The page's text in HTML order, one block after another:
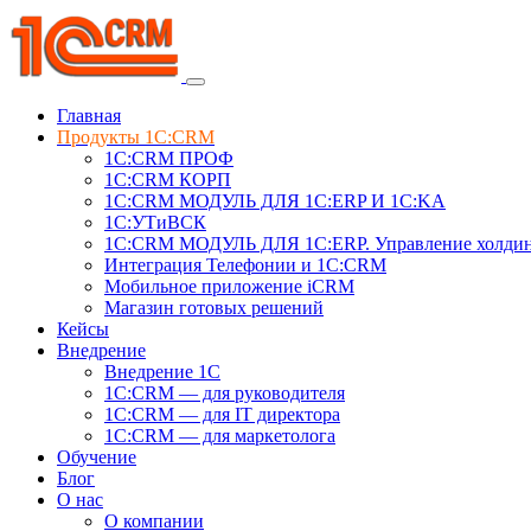
Главная
Продукты 1C:CRM
1С:CRM ПРОФ
1С:CRM КОРП
1С:CRM МОДУЛЬ ДЛЯ 1C:ERP И 1C:KA
1C:УТиВСК
1С:CRM МОДУЛЬ ДЛЯ 1C:ERP. Управление
Интеграция Телефонии и 1C:CRM
Мобильное приложение iCRM
Магазин готовых решений
Кейсы
Внедрение
Внедрение 1C
1С:CRM — для руководителя
1С:CRM — для IT директора
1С:CRM — для маркетолога
Обучение
Блог
О нас
О компании